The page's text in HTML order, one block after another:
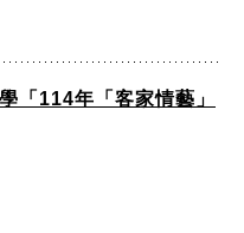
「114年「客家情藝」